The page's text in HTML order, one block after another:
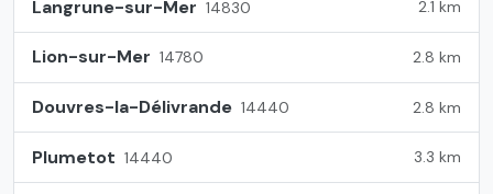
Langrune-sur-Mer 14830 2.1 km
Lion-sur-Mer 14780 2.8 km
Douvres-la-Délivrande 14440 2.8 km
Plumetot 14440 3.3 km